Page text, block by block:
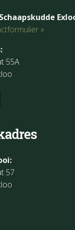
»
55A
57